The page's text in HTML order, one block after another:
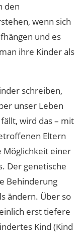
den
wenn sich
und es
ihre Kinder als
schreiben,
unser Leben
wird das – mit
Eltern
Möglichkeit einer
Der genetische
Behinderung
ändern. Über so
erst tiefere
Kind (Kind